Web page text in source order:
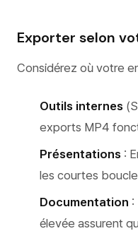
Exporter selon
Considérez où votre
Outils internes
exports MP4
Présentations :
les courtes
Documentation :
élevée assurent